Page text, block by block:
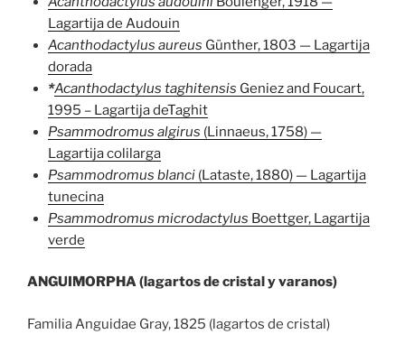
Lagartija de Audouin
Acanthodactylus aureus Günther, 1803 — Lagartija
dorada
*Acanthodactylus taghitensis Geniez and Foucart,
1995 – Lagartija deTaghit
Psammodromus algirus (Linnaeus, 1758) —
Lagartija colilarga
Psammodromus blanci (Lataste, 1880) — Lagartija
tunecina
Psammodromus microdactylus Boettger, Lagartija
verde
ANGUIMORPHA (lagartos de cristal y varanos)
Familia Anguidae Gray, 1825 (lagartos de cristal)